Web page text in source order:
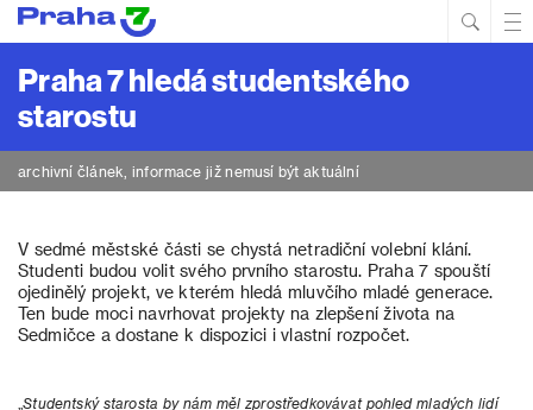
Praha 7 hledá studentského
starostu
archivní článek, informace již nemusí být aktuální
V sedmé městské části se chystá netradiční volební klání.
Studenti budou volit svého prvního starostu. Praha 7 spouští
ojedinělý projekt, ve kterém hledá mluvčího mladé generace.
Ten bude moci navrhovat projekty na zlepšení života na
Sedmičce a dostane k dispozici i vlastní rozpočet.
„Studentský starosta by nám měl zprostředkovávat pohled mladých lidí